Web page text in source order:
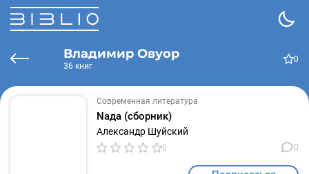
Владимир Овуор
36 книг
0
Современная литература
Nада (сборник)
Александр Шуйский
0 0